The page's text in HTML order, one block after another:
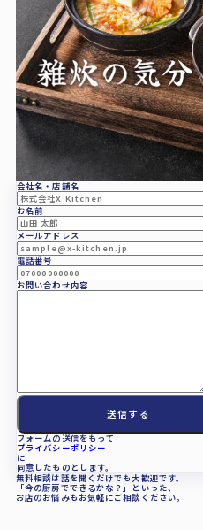
会社名・店舗名
お名前
メールアドレス
電話番号
お問い合わせ内容
フォームの送信をもって
プライバシーポリシー
に
同意したものとします。
無料相談は話を聞くだけでも大歓迎です。
「今の厨房でできるかな？」といった、
お店のお悩みもお気軽にご相談ください。